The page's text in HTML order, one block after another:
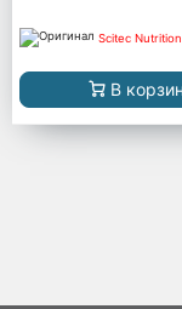
Scitec Nutrition
В